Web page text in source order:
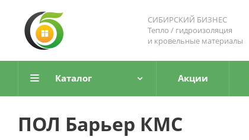
СИБИРСКИЙ БИЗНЕС
Тепло / гидроизоляция
и кровельные материалы
Каталог Акции
ПОЛ Барьер КМС